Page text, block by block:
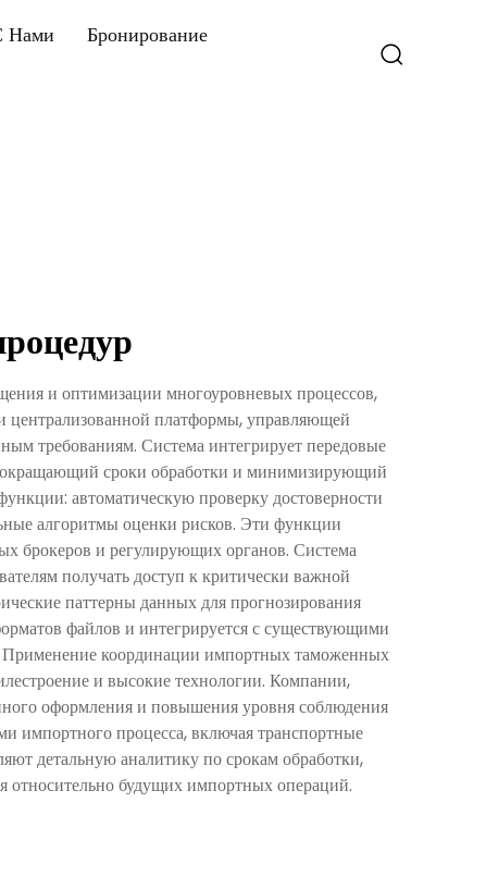
Нами
Бронирование
и оптимизации многоуровневых процессов,
централизованной платформы, управляющей
требованиям. Система интегрирует передовые
сроки обработки и минимизирующий
автоматическую проверку достоверности
алгоритмы оценки рисков. Эти функции
брокеров и регулирующих органов. Система
получать доступ к критически важной
паттерны данных для прогнозирования
файлов и интегрируется с существующими
Применение координации импортных таможенных
и высокие технологии. Компании,
оформления и повышения уровня соблюдения
импортного процесса, включая транспортные
детальную аналитику по срокам обработки,
относительно будущих импортных операций.